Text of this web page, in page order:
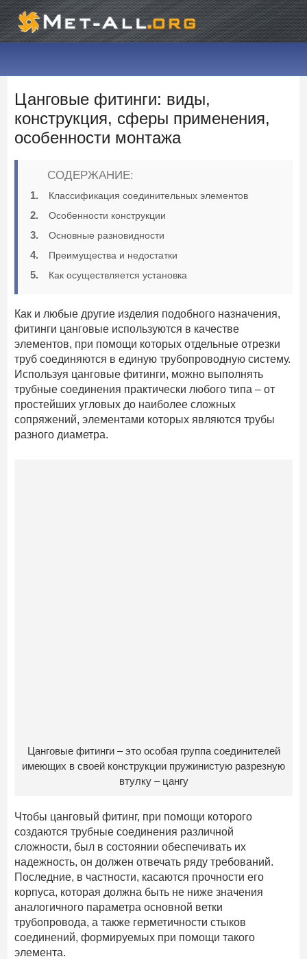
Цанговые фитинги: виды,
конструкция, сферы применения,
особенности монтажа
СОДЕРЖАНИЕ:
Классификация соединительных элементов
Особенности конструкции
Основные разновидности
Преимущества и недостатки
Как осуществляется установка
Как и любые другие изделия подобного назначения,
фитинги цанговые используются в качестве
элементов, при помощи которых отдельные отрезки
труб соединяются в единую трубопроводную систему.
Используя цанговые фитинги, можно выполнять
трубные соединения практически любого типа – от
простейших угловых до наиболее сложных
сопряжений, элементами которых являются трубы
разного диаметра.
Цанговые фитинги – это особая группа соединителей
имеющих в своей конструкции пружинистую разрезную
втулку – цангу
Чтобы цанговый фитинг, при помощи которого
создаются трубные соединения различной
сложности, был в состоянии обеспечивать их
надежность, он должен отвечать ряду требований.
Последние, в частности, касаются прочности его
корпуса, которая должна быть не ниже значения
аналогичного параметра основной ветки
трубопровода, а также герметичности стыков
соединений, формируемых при помощи такого
элемента.